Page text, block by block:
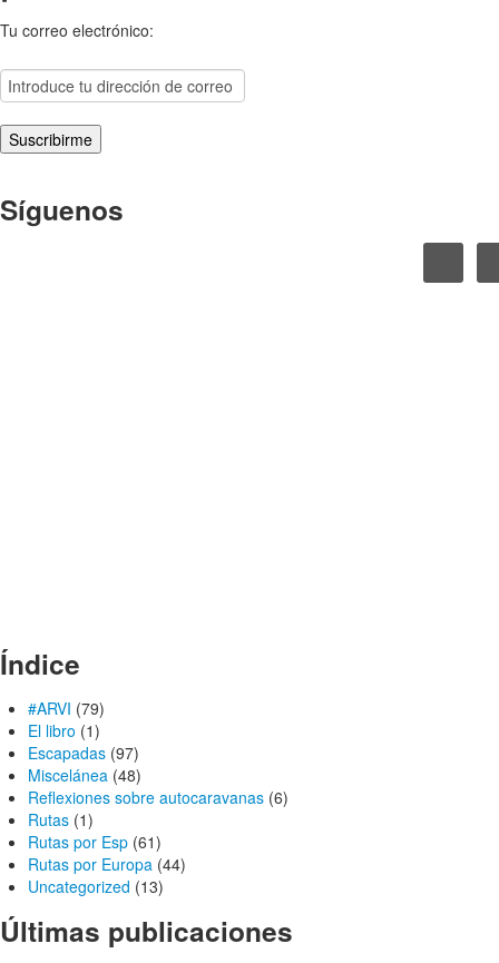
Tu correo electrónico:
Síguenos
Índice
#ARVI (79)
El libro (1)
Escapadas (97)
Miscelánea (48)
Reflexiones sobre autocaravanas (6)
Rutas (1)
Rutas por Esp (61)
Rutas por Europa (44)
Uncategorized (13)
Últimas publicaciones